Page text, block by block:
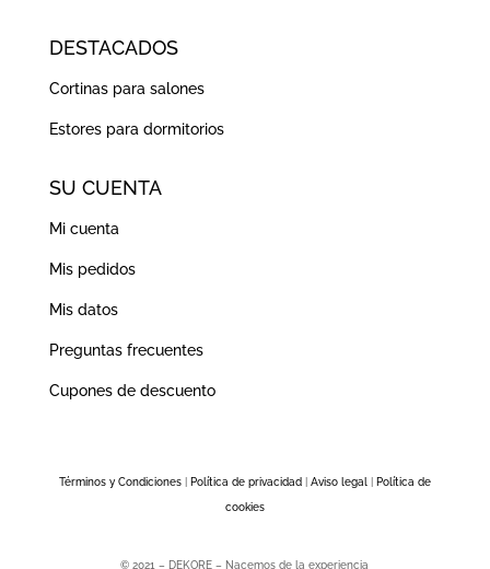
DESTACADOS
Cortinas para salones
Estores para dormitorios
SU CUENTA
Mi cuenta
Mis pedidos
Mis datos
Preguntas frecuentes
Cupones de descuento
Términos y Condiciones| Política de privacidad| Aviso legal| Política de
cookies
© 2021 – DEKORE – Nacemos de la experiencia